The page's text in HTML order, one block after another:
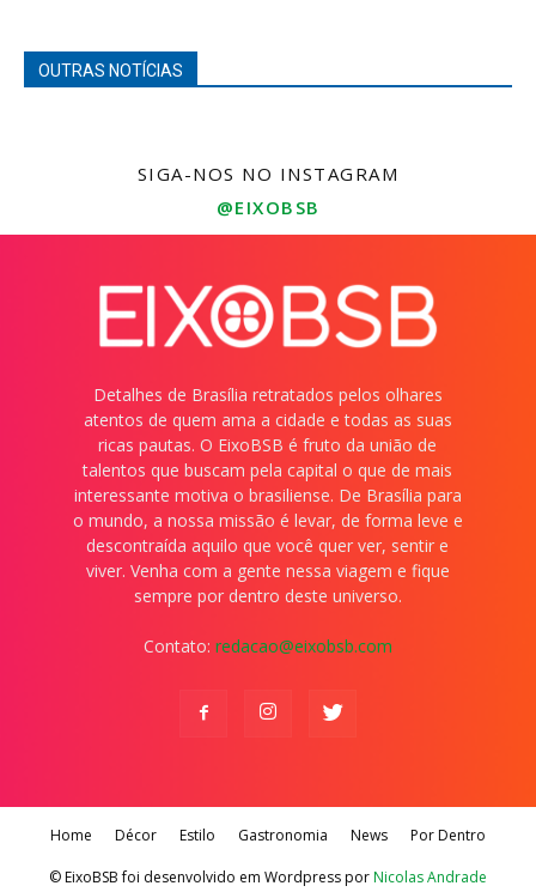
OUTRAS NOTÍCIAS
SIGA-NOS NO INSTAGRAM
@EIXOBSB
Detalhes de Brasília retratados pelos olhares
atentos de quem ama a cidade e todas as suas
ricas pautas. O EixoBSB é fruto da união de
talentos que buscam pela capital o que de mais
interessante motiva o brasiliense. De Brasília para
o mundo, a nossa missão é levar, de forma leve e
descontraída aquilo que você quer ver, sentir e
viver. Venha com a gente nessa viagem e fique
sempre por dentro deste universo.
Contato: redacao@eixobsb.com
Home Décor Estilo Gastronomia News Por Dentro
© EixoBSB foi desenvolvido em Wordpress porNicolas Andrade